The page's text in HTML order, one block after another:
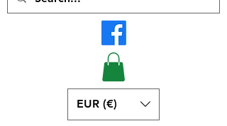
EUR (€)